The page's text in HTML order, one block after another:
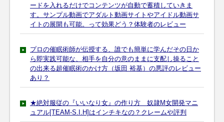
ードを入れるだけでコンテンツが自動で蓄積していきま
す。サンプル動画でアダルト動画サイトやアイドル動画サ
イトの展開も可能。って効果どう？体験者のレビュー
プロの催眠術師が伝授する、誰でも簡単に学んだその日か
ら即実践可能な、相手を自分の意のままに支配し操ること
の出来る超催眠術のかけ方（坂田 裕基）の悪評のレビュー
あり？
★絶対服従の『いいなり女』の作り方 奴隷M女開発マニ
ュアル[TEAM-S.I.H]はインチキなの？クレームや評判